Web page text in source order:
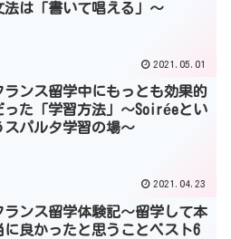
法は「書いて唱える」～
2021.05.01
ランス留学中にもっとも効果的
った「学習方法」～Soiréeとい
スパルタ学習の場～
2021.04.23
ランス留学体験記～留学して本
に良かったと思うことベスト6